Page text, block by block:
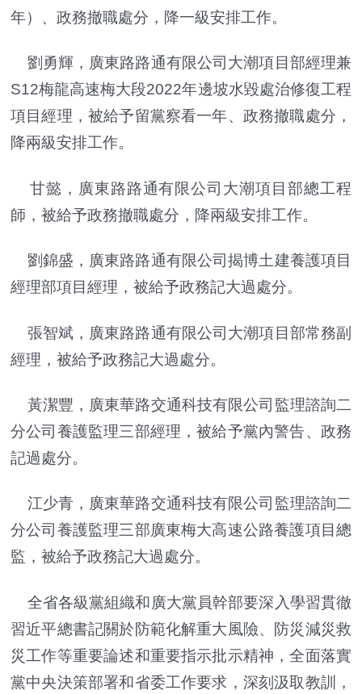
年）、政務撤職處分，降一級安排工作。
劉勇輝，廣東路路通有限公司大潮項目部經理兼
S12梅龍高速梅大段2022年邊坡水毀處治修復工程
項目經理，被給予留黨察看一年、政務撤職處分，
降兩級安排工作。
甘懿，廣東路路通有限公司大潮項目部總工程
師，被給予政務撤職處分，降兩級安排工作。
劉錦盛，廣東路路通有限公司揭博土建養護項目
經理部項目經理，被給予政務記大過處分。
張智斌，廣東路路通有限公司大潮項目部常務副
經理，被給予政務記大過處分。
黃潔豐，廣東華路交通科技有限公司監理諮詢二
分公司養護監理三部經理，被給予黨內警告、政務
記過處分。
江少青，廣東華路交通科技有限公司監理諮詢二
分公司養護監理三部廣東梅大高速公路養護項目總
監，被給予政務記大過處分。
全省各級黨組織和廣大黨員幹部要深入學習貫徹
習近平總書記關於防範化解重大風險、防災減災救
災工作等重要論述和重要指示批示精神，全面落實
黨中央決策部署和省委工作要求，深刻汲取教訓，